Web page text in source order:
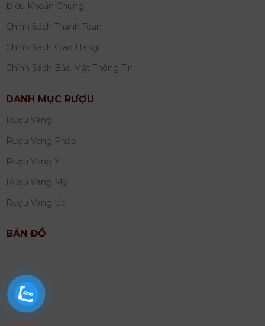
Điều Khoản Chung
Chính Sách Thanh Toán
Chính Sách Giao Hàng
Chính Sách Bảo Mật Thông Tin
DANH MỤC RƯỢU
Rượu Vang
Rượu Vang Pháp
Rượu Vang Ý
Rượu Vang Mỹ
Rượu Vang Úc
BẢN ĐỒ